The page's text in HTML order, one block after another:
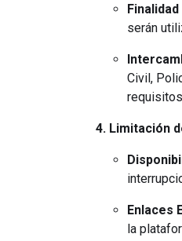
serán
Civil,
4. Limitación
Enlaces
la